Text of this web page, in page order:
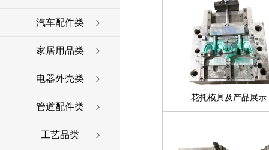
汽车配件类
家居用品类
电器外壳类
管道配件类
工艺品类
花托模具及产品展示